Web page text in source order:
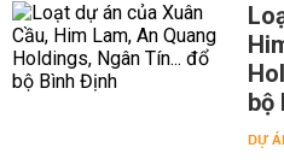
bộ
DỰ